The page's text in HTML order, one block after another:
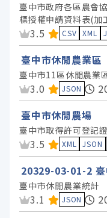
臺中市政府各區農會
標授權申請資料表(加
資料集評分：
3.5 CSV XML
臺中市休閒農業區
臺中市11區休閒農業
資料集評分：
3.0 JSON
臺中市休閒農場
臺中市取得許可登記
資料集評分：
3.5 XML JSON
20329-03-01-2
臺中市休閒農業統計
資料集評分：
3.1 JSON